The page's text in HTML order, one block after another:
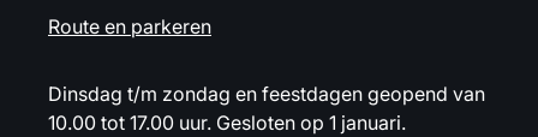
Route en parkeren
Dinsdag t/m zondag en feestdagen geopend van
10.00 tot 17.00 uur. Gesloten op 1 januari.